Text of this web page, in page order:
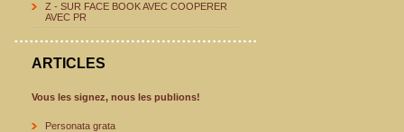
Z - SUR FACE BOOK AVEC COOPERER
AVEC PR
ARTICLES
Vous les signez, nous les publions!
Personata grata